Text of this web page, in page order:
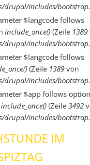
drupal/includes/
$langcode follows
include_once()(Zeile 1389
drupal/includes/
$langcode follows
(Zeile 1389von
drupal/includes/
$app follows
include_once()(Zeile 3492
drupal/includes/
IM